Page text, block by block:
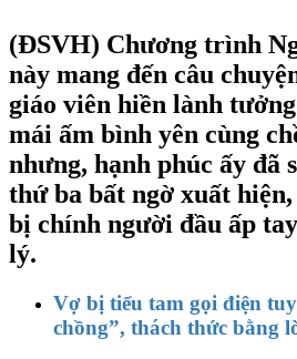
(ĐSVH) Chương trình
này mang đến câu
giáo viên hiền lành
mái ấm bình yên cùng
nhưng, hạnh phúc ấy đã
thứ ba bất ngờ xuất
bị chính người đầu ấp
lý.
Vợ bị tiểu tam gọi điện
chồng”, thách thức bằng